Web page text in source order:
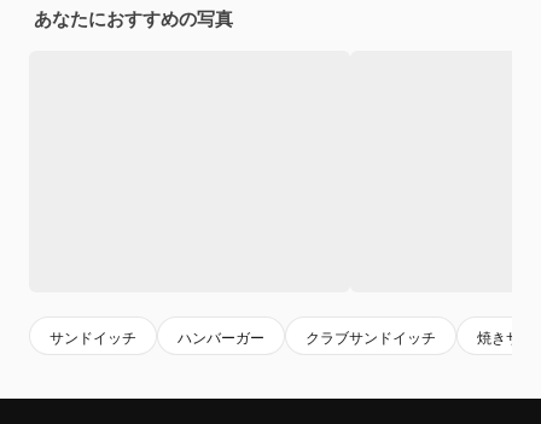
あなたにおすすめの写真
サンドイッチ ハンバーガー クラブサンドイッチ 焼きサン